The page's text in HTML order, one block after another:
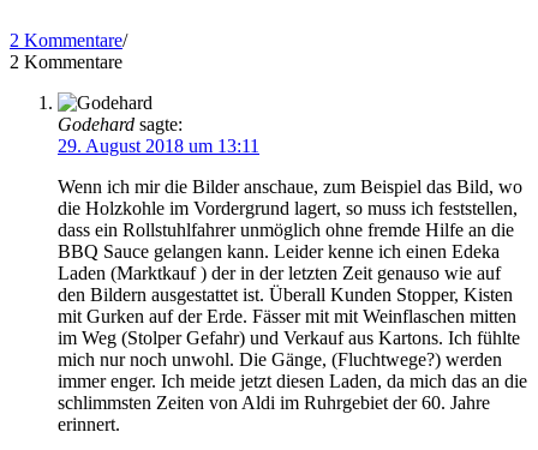
2 Kommentare/
2 Kommentare
Godehard sagte:
29. August 2018 um 13:11
Wenn ich mir die Bilder anschaue, zum Beispiel das Bild, wo
die Holzkohle im Vordergrund lagert, so muss ich feststellen,
dass ein Rollstuhlfahrer unmöglich ohne fremde Hilfe an die
BBQ Sauce gelangen kann. Leider kenne ich einen Edeka
Laden (Marktkauf ) der in der letzten Zeit genauso wie auf
den Bildern ausgestattet ist. Überall Kunden Stopper, Kisten
mit Gurken auf der Erde. Fässer mit mit Weinflaschen mitten
im Weg (Stolper Gefahr) und Verkauf aus Kartons. Ich fühlte
mich nur noch unwohl. Die Gänge, (Fluchtwege?) werden
immer enger. Ich meide jetzt diesen Laden, da mich das an die
schlimmsten Zeiten von Aldi im Ruhrgebiet der 60. Jahre
erinnert.